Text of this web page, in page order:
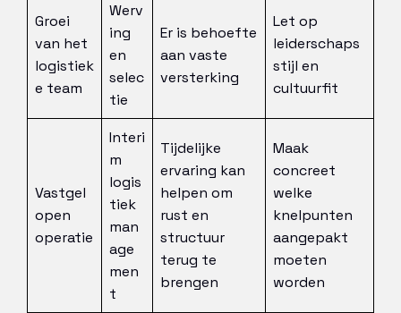
Groei
van het
logistiek
e team
Werv
ing
en
selec
tie
Er is behoefte
aan vaste
versterking
Let op
leiderschaps
stijl en
cultuurfit
Vastgel
open
operatie
Interi
m
logis
tiek
man
age
men
t
Tijdelijke
ervaring kan
helpen om
rust en
structuur
terug te
brengen
Maak
concreet
welke
knelpunten
aangepakt
moeten
worden